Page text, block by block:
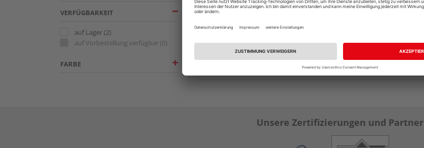
VERFÜGBARKEIT
auf Lager(2)
auf Vorbestellung verfügbar (0)
FARBE
Unsere Zertifizierungen und Partner